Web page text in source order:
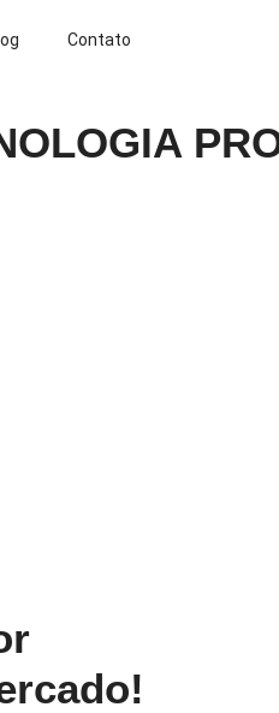
Contato